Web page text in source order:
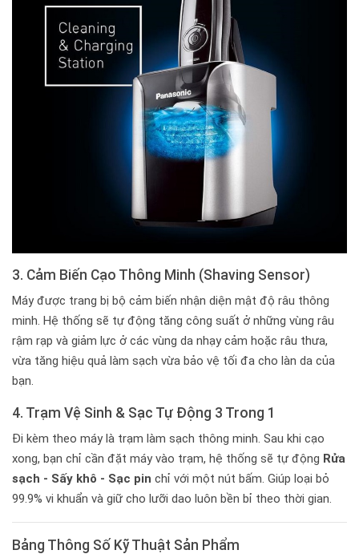
3. Cảm Biến Cạo Thông Minh (Shaving Sensor)
Máy được trang bị bộ cảm biến nhận diện mật độ râu thông
minh. Hệ thống sẽ tự động tăng công suất ở những vùng râu
rậm rạp và giảm lực ở các vùng da nhạy cảm hoặc râu thưa,
vừa tăng hiệu quả làm sạch vừa bảo vệ tối đa cho làn da của
bạn.
4. Trạm Vệ Sinh & Sạc Tự Động 3 Trong 1
Đi kèm theo máy là trạm làm sạch thông minh. Sau khi cạo
xong, bạn chỉ cần đặt máy vào trạm, hệ thống sẽ tự động Rửa
sạch - Sấy khô - Sạc pin chỉ với một nút bấm. Giúp loại bỏ
99.9% vi khuẩn và giữ cho lưỡi dao luôn bền bỉ theo thời gian.
Bảng Thông Số Kỹ Thuật Sản Phẩm